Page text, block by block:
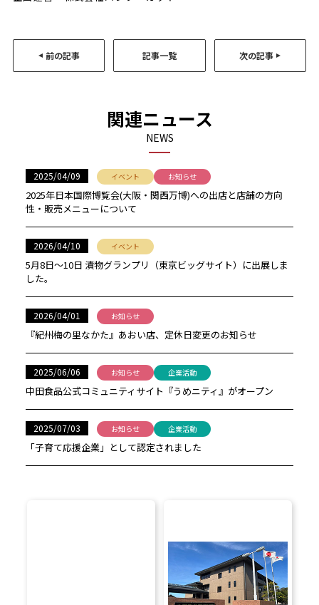
前の記事 記事一覧 次の記事
関連ニュース
NEWS
2025/04/09 イベント お知らせ
2025年日本国際博覧会(大阪・関西万博)への出店と店舗の方向
性・販売メニューについて
2026/04/10 イベント
5月8日〜10日 漬物グランプリ（東京ビッグサイト）に出展しま
した。
2026/04/01 お知らせ
『紀州梅の里なかた』あおい店、定休日変更のお知らせ
2025/06/06 お知らせ 企業活動
中田食品公式コミュニティサイト『うめニティ』がオープン
2025/07/03 お知らせ 企業活動
「子育て応援企業」として認定されました